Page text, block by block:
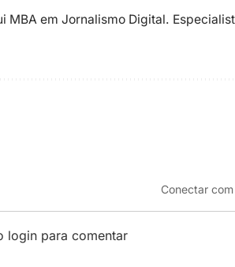
em Jornalismo Digital.
Conectar com
login para comentar